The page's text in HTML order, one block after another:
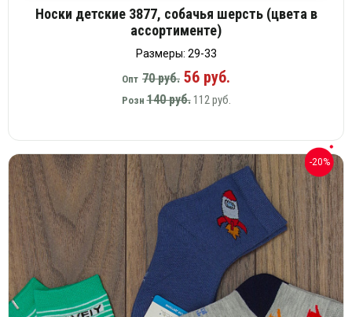
Носки детские 3877, собачья шерсть (цвета в
ассортименте)
Размеры: 29-33
Опт 70 руб. 56 руб.
Розн 140 руб.112 руб.
-20%